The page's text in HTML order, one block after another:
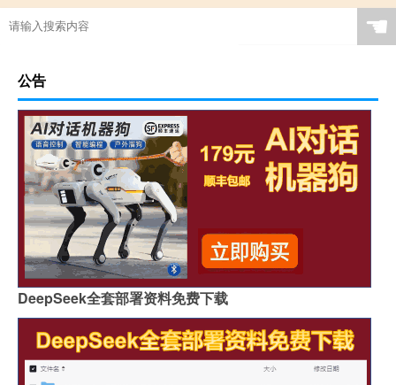
☚
公告
DeepSeek全套部署资料免费下载